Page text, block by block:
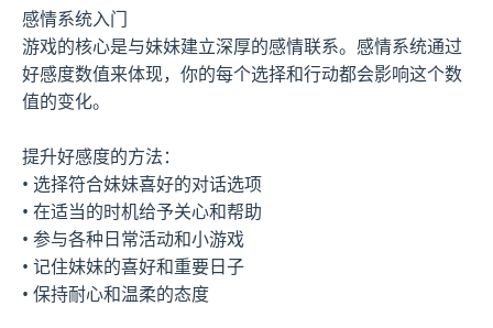
感情系统入门
游戏的核心是与妹妹建立深厚的感情联系。感情系统通过
好感度数值来体现，你的每个选择和行动都会影响这个数
值的变化。
提升好感度的方法：
• 选择符合妹妹喜好的对话选项
• 在适当的时机给予关心和帮助
• 参与各种日常活动和小游戏
• 记住妹妹的喜好和重要日子
• 保持耐心和温柔的态度